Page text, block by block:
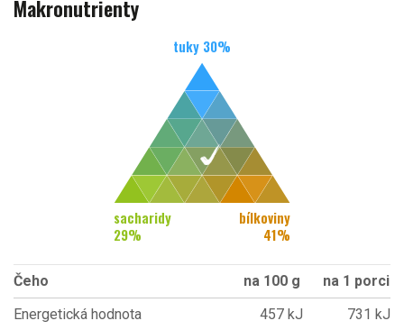
Makronutrienty
tuky 30%
sacharidy
29%
bílkoviny
41%
Čeho na 100 g
na 1 porci
Energetická hodnota
457 kJ
731 kJ